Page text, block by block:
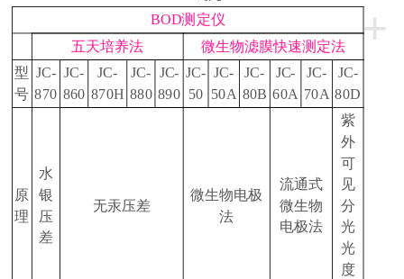
+
BOD测定仪
五天培养法
微生物滤膜快速测定法
型
号
JC-
870
JC-
860
JC-
870H
JC-
880
JC-
890
JC-
50
JC-
50A
JC-
80B
JC-
60A
JC-
70A
JC-
80D
原
理
水
银
压
差
无汞压差
微生物电极
法
流通式
微生物
电极法
紫
外
可
见
分
光
光
度